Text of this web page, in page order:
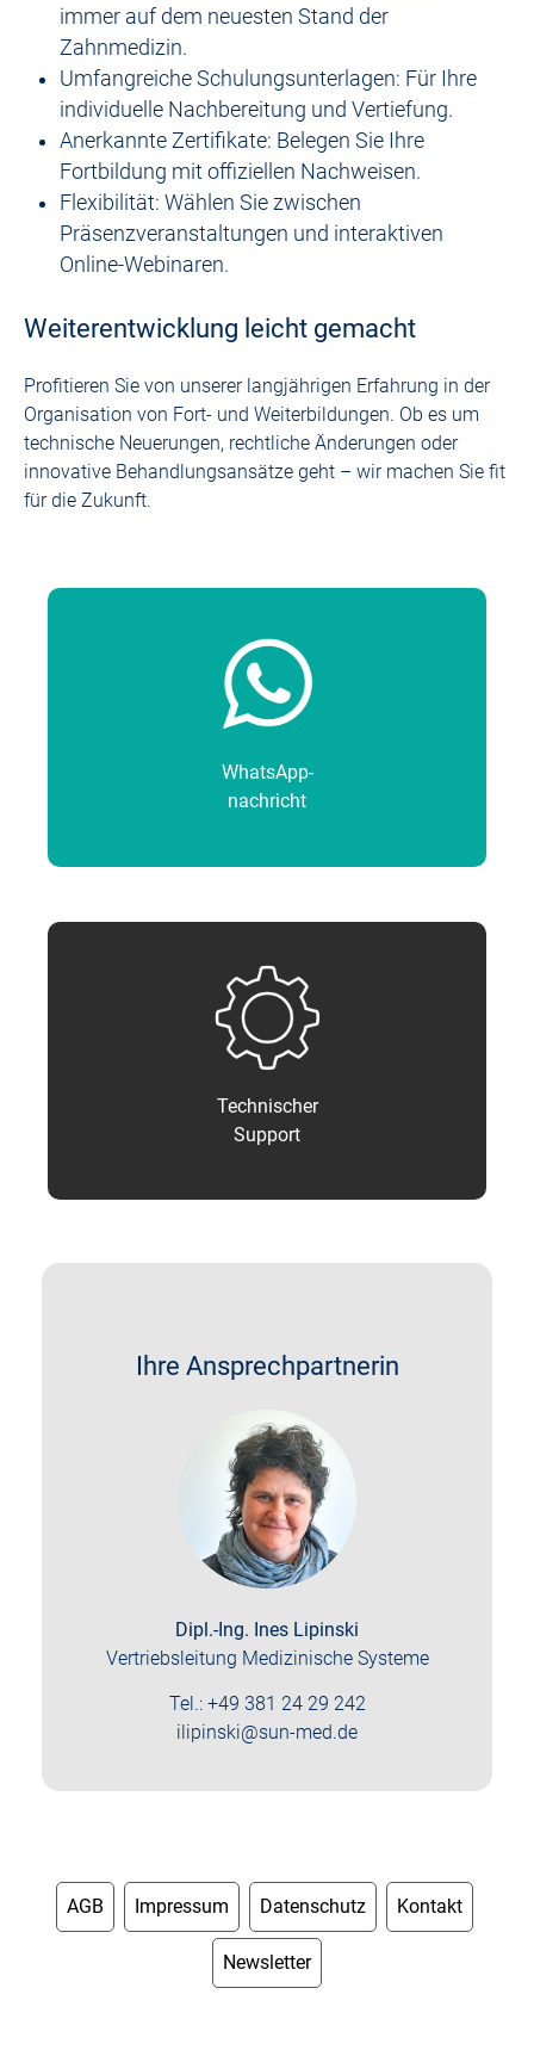
immer auf dem neuesten Stand der
Zahnmedizin.
Umfangreiche Schulungsunterlagen: Für Ihre
individuelle Nachbereitung und Vertiefung.
Anerkannte Zertifikate: Belegen Sie Ihre
Fortbildung mit offiziellen Nachweisen.
Flexibilität: Wählen Sie zwischen
Präsenzveranstaltungen und interaktiven
Online-Webinaren.
Weiterentwicklung leicht gemacht
Profitieren Sie von unserer langjährigen Erfahrung in der
Organisation von Fort- und Weiterbildungen. Ob es um
technische Neuerungen, rechtliche Änderungen oder
innovative Behandlungsansätze geht – wir machen Sie fit
für die Zukunft.
WhatsApp-
nachricht
Technischer
Support
Ihre Ansprechpartnerin
Dipl.-Ing. Ines Lipinski
Vertriebsleitung Medizinische Systeme
Tel.: +49 381 24 29 242
ilipinski@sun-med.de
AGB Impressum Datenschutz Kontakt
Newsletter